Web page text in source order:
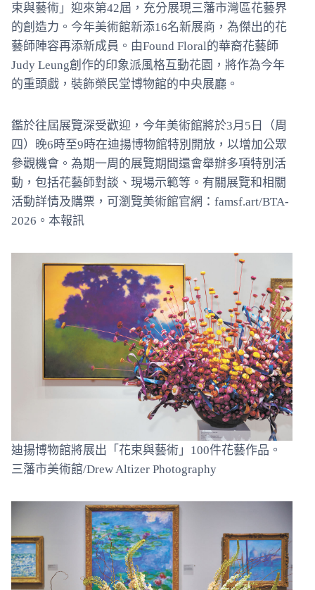
束與藝術」迎來第42屆，充分展現三藩市灣區花藝界
的創造力。今年美術館新添16名新展商，為傑出的花
藝師陣容再添新成員。由Found Floral的華裔花藝師
Judy Leung創作的印象派風格互動花園，將作為今年
的重頭戲，裝飾榮民堂博物館的中央展廳。
鑑於往屆展覽深受歡迎，今年美術館將於3月5日（周
四）晚6時至9時在迪揚博物館特別開放，以增加公眾
參觀機會。為期一周的展覽期間還會舉辦多項特別活
動，包括花藝師對談、現場示範等。有關展覽和相關
活動詳情及購票，可瀏覽美術館官網：famsf.art/BTA-
2026。本報訊
迪揚博物館將展出「花束與藝術」100件花藝作品。
三藩市美術館/Drew Altizer Photography